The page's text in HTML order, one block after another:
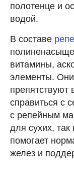
полотенце и
водой.
В составе
витамины,
элементы. Они
справиться с
с репейным
для сухих,
помогает
желез и